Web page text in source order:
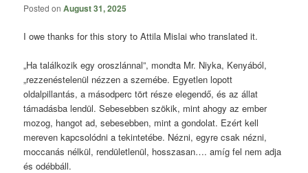
Posted onAugust 31, 2025
I owe thanks for this story to Attila Mislai who translated it.
„Ha találkozik egy oroszlánnal”, mondta Mr. Niyka, Kenyából,
„rezzenéstelenül nézzen a szemébe. Egyetlen lopott
oldalpillantás, a másodperc tört része elegendő, és az állat
támadásba lendül. Sebesebben szökik, mint ahogy az ember
mozog, hangot ad, sebesebben, mint a gondolat. Ezért kell
mereven kapcsolódni a tekintetébe. Nézni, egyre csak nézni,
moccanás nélkül, rendületlenül, hosszasan…. amíg fel nem adja
és odébbáll.